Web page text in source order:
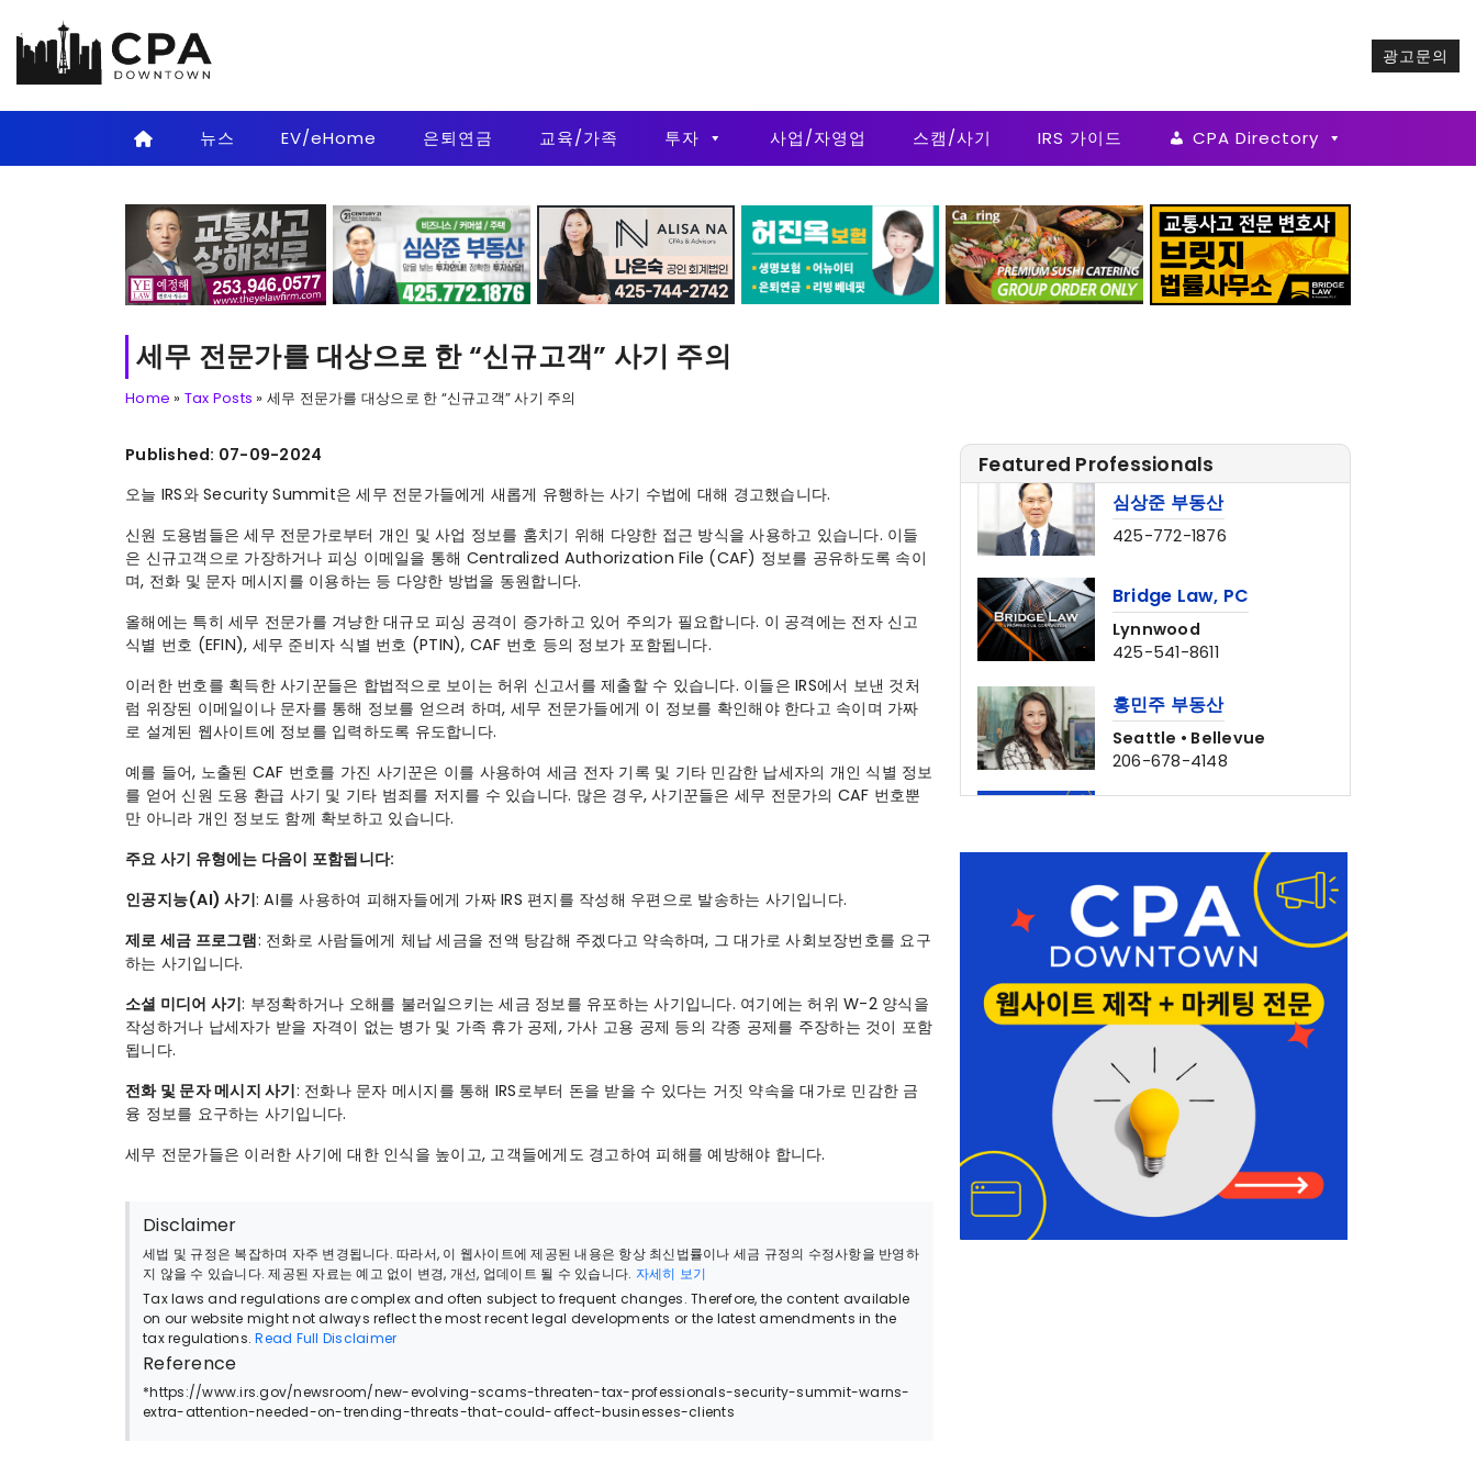
광고문의
뉴스 EV/eHome 은퇴연금 교육/가족 투자 사업/자영업 스캠/사기 IRS 가이드 CPA Directory
세무 전문가를 대상으로 한 “신규고객” 사기 주의
Home » Tax Posts » 세무 전문가를 대상으로 한 “신규고객” 사기 주의
Published: 07-09-2024
오늘 IRS와 Security Summit은 세무 전문가들에게 새롭게 유행하는 사기 수법에 대해 경고했습니다.
신원 도용범들은 세무 전문가로부터 개인 및 사업 정보를 훔치기 위해 다양한 접근 방식을 사용하고 있습니다. 이들
은 신규고객으로 가장하거나 피싱 이메일을 통해 Centralized Authorization File (CAF) 정보를 공유하도록 속이
며, 전화 및 문자 메시지를 이용하는 등 다양한 방법을 동원합니다.
올해에는 특히 세무 전문가를 겨냥한 대규모 피싱 공격이 증가하고 있어 주의가 필요합니다. 이 공격에는 전자 신고
식별 번호 (EFIN), 세무 준비자 식별 번호 (PTIN), CAF 번호 등의 정보가 포함됩니다.
이러한 번호를 획득한 사기꾼들은 합법적으로 보이는 허위 신고서를 제출할 수 있습니다. 이들은 IRS에서 보낸 것처
럼 위장된 이메일이나 문자를 통해 정보를 얻으려 하며, 세무 전문가들에게 이 정보를 확인해야 한다고 속이며 가짜
로 설계된 웹사이트에 정보를 입력하도록 유도합니다.
예를 들어, 노출된 CAF 번호를 가진 사기꾼은 이를 사용하여 세금 전자 기록 및 기타 민감한 납세자의 개인 식별 정보
를 얻어 신원 도용 환급 사기 및 기타 범죄를 저지를 수 있습니다. 많은 경우, 사기꾼들은 세무 전문가의 CAF 번호뿐
만 아니라 개인 정보도 함께 확보하고 있습니다.
주요 사기 유형에는 다음이 포함됩니다:
인공지능(AI) 사기: AI를 사용하여 피해자들에게 가짜 IRS 편지를 작성해 우편으로 발송하는 사기입니다.
제로 세금 프로그램: 전화로 사람들에게 체납 세금을 전액 탕감해 주겠다고 약속하며, 그 대가로 사회보장번호를 요구
하는 사기입니다.
소셜 미디어 사기: 부정확하거나 오해를 불러일으키는 세금 정보를 유포하는 사기입니다. 여기에는 허위 W-2 양식을
작성하거나 납세자가 받을 자격이 없는 병가 및 가족 휴가 공제, 가사 고용 공제 등의 각종 공제를 주장하는 것이 포함
됩니다.
전화 및 문자 메시지 사기: 전화나 문자 메시지를 통해 IRS로부터 돈을 받을 수 있다는 거짓 약속을 대가로 민감한 금
융 정보를 요구하는 사기입니다.
세무 전문가들은 이러한 사기에 대한 인식을 높이고, 고객들에게도 경고하여 피해를 예방해야 합니다.
Disclaimer
세법 및 규정은 복잡하며 자주 변경됩니다. 따라서, 이 웹사이트에 제공된 내용은 항상 최신법률이나 세금 규정의 수정사항을 반영하
지 않을 수 있습니다. 제공된 자료는 예고 없이 변경, 개선, 업데이트 될 수 있습니다. 자세히 보기
Tax laws and regulations are complex and often subject to frequent changes. Therefore, the content available
on our website might not always reflect the most recent legal developments or the latest amendments in the
tax regulations.Read Full Disclaimer
Reference
*https://www.irs.gov/newsroom/new-evolving-scams-threaten-tax-professionals-security-summit-warns-
extra-attention-needed-on-trending-threats-that-could-affect-businesses-clients
Featured Professionals
심상준 부동산
425-772-1876
Lynnwood
425-541-8611
Seattle • Bellevue
206-678-4148
CPADowntown Team
나은숙 공인회계사
Edmonds • Seattle
425-744-2742
정세계 공인회계사
206-367-6782
양인옥 부동산
커머셜 • 비즈니스
425-829-7642